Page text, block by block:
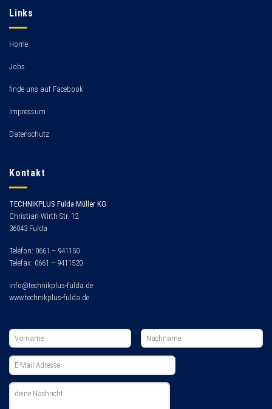
Links
Home
Jobs
finde uns auf Facebook
Impressum
Datenschutz
Kontakt
TECHNIKPLUS Fulda Müller KG
Christian-Wirth-Str. 12
36043 Fulda
Telefon: 0661 – 941150
Telefax: 0661 – 9411520
info@technikplus-fulda.de
www.technikplus-fulda.de